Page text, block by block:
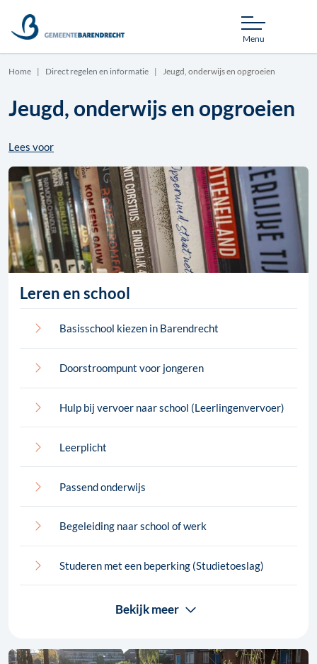
Menu
Home Direct regelen en informatie Jeugd, onderwijs en opgroeien
Jeugd, onderwijs en opgroeien
Lees voor
Leren en school
Basisschool kiezen in Barendrecht
Doorstroompunt voor jongeren
Hulp bij vervoer naar school (Leerlingenvervoer)
Leerplicht
Passend onderwijs
Begeleiding naar school of werk
Studeren met een beperking (Studietoeslag)
Bekijk meer